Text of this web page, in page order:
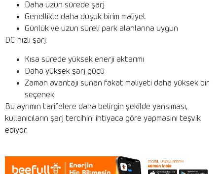
Daha uzun sürede şarj
Genellikle daha düşük birim maliyet
Günlük ve uzun süreli park alanlarına uygun
DC hızlı şarj:
Kısa sürede yüksek enerji aktarımı
Daha yüksek şarj gücü
Zaman avantajı sunan fakat maliyeti daha yüksek bir
seçenek
Bu ayrımın tarifelere daha belirgin şekilde yansıması,
kullanıcıların şarj tercihini ihtiyaca göre yapmasını teşvik
ediyor.